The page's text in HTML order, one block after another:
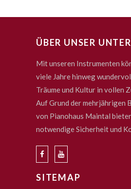
ÜBER UNSER
Mit unseren Instrumenten
viele Jahre hinweg
Träume und Kultur in vollen
Auf Grund der mehrjährigen
von Pianohaus Maintal
notwendige Sicherheit und
SITEMAP